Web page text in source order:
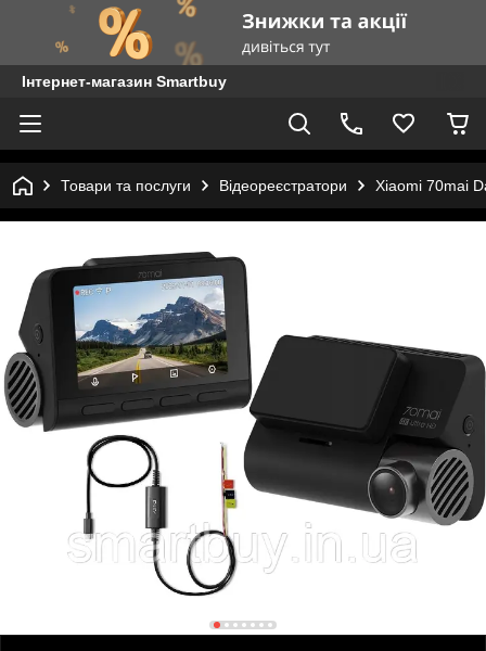
Інтернет-магазин Smartbuy
Товари та послуги Відеореєстратори Xiaomi 70mai